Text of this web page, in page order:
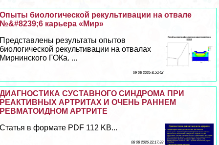
Опыты биологической рекультивации на отвале
№&#8239;6 карьера «Мир»
Представлены результаты опытов
биологической рекультивации на отвалах
Мирнинского ГОКа. ...
09 08 2026 8:50:42
ДИАГНОСТИКА СУСТАВНОГО СИНДРОМА ПРИ
РЕАКТИВНЫХ АРТРИТАХ И ОЧЕНЬ РАННЕМ
РЕВМАТОИДНОМ АРТРИТЕ
Статья в формате PDF 112 KB...
08 08 2026 22:17:33